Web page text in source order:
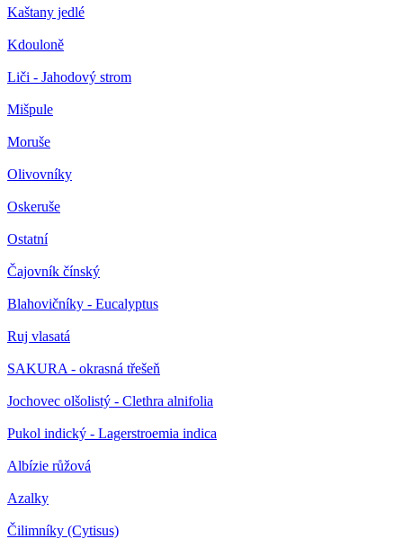
Kaštany jedlé
Kdouloně
Liči - Jahodový strom
Mišpule
Moruše
Olivovníky
Oskeruše
Ostatní
Čajovník čínský
Blahovičníky - Eucalyptus
Ruj vlasatá
SAKURA - okrasná třešeň
Jochovec olšolistý - Clethra alnifolia
Pukol indický - Lagerstroemia indica
Albízie růžová
Azalky
Čilimníky (Cytisus)